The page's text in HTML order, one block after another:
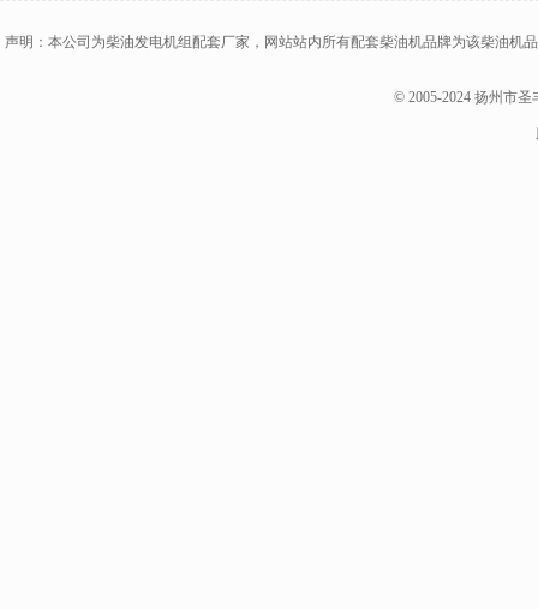
声明：本公司为柴油发电机组配套厂家，网站站内所有配套柴油机品牌为该柴油
© 2005-2024 扬州市